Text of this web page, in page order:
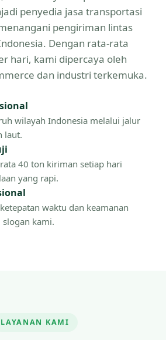
penyedia jasa transportasi
pengiriman lintas
Dengan rata-rata
hari, kami dipercaya oleh
dan industri terkemuka.
wilayah Indonesia melalui jalur
laut.
40 ton kiriman setiap hari
yang rapi.
waktu dan keamanan
kami.
LAYANAN KAMI